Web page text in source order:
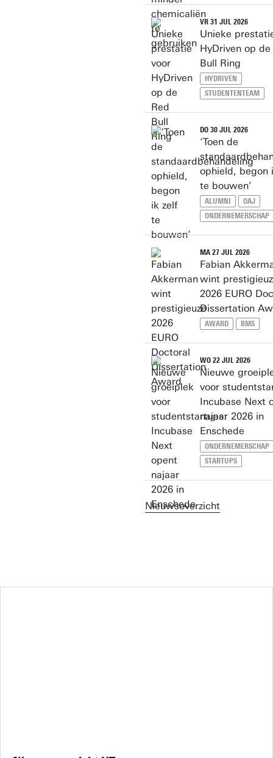
VR 31 JUL 2026
Unieke
HyDriven op de
Bull Ring
HYDRIVEN
STUDENTENTEAM
DO 30 JUL 2026
‘Toen de
ophield, begon
te bouwen’
ALUMNI
OAJ
ONDERNEMERSCHAP
MA 27 JUL 2026
Fabian
wint
2026 EURO
Dissertation
AWARD BMS
WO 22 JUL 2026
Nieuwe
voor
Incubase Next
najaar 2026 in
Enschede
ONDERNEMERSCHAP
STARTUPS
Nieuwsoverzicht